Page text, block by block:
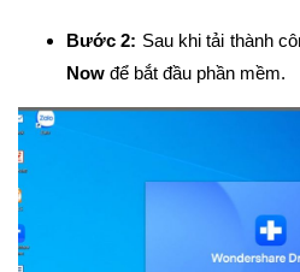
Bước 2: Sau khi tải thành
Now để bắt đầu phần mềm.